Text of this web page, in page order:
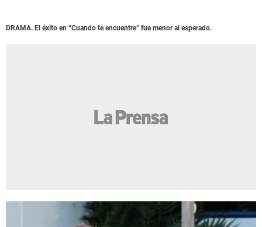
DRAMA. El éxito en “Cuando te encuentre” fue menor al esperado.